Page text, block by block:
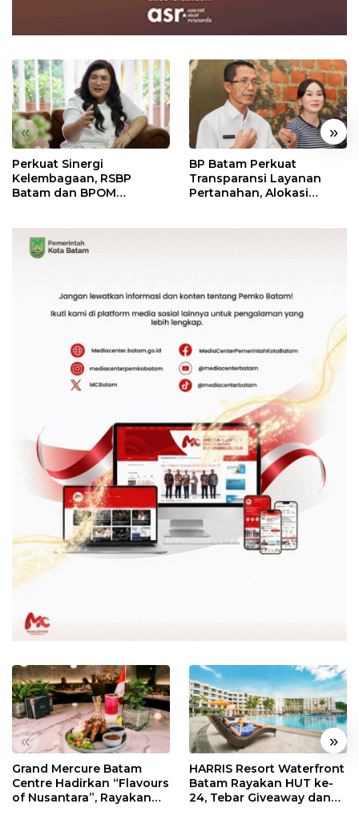
« »
Perkuat Sinergi
Kelembagaan, RSBP
Batam dan BPOM
BP Batam Perkuat
Transparansi Layanan
Pertanahan, Alokasi
« »
Grand Mercure Batam
Centre Hadirkan “Flavours
of Nusantara”, Rayakan
HARRIS Resort Waterfront
Batam Rayakan HUT ke-
24, Tebar Giveaway dan